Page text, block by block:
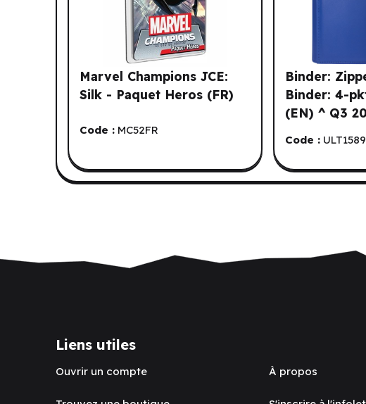
Marvel Champions JCE:
Silk - Paquet Heros (FR)
Code : MC52FR
Binder:
Binder: 4-
(EN) ^ Q3
Code :
Liens utiles
Ouvrir un compte À propos